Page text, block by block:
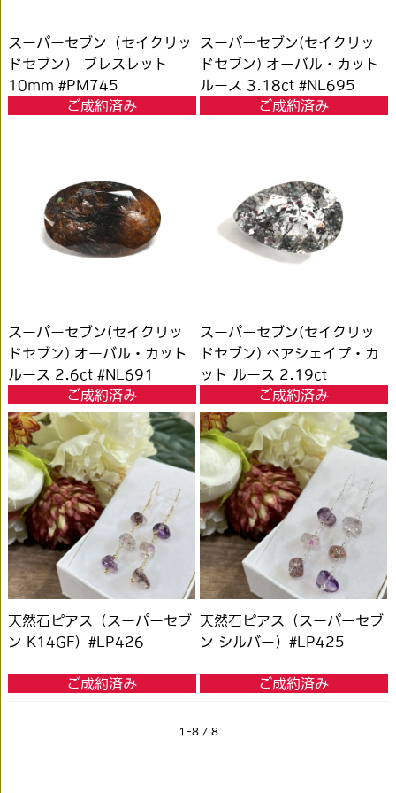
スーパーセブン（セイクリッ
ドセブン） ブレスレット
10mm #PM745
ご成約済み
スーパーセブン(セイクリッ
ドセブン) オーバル・カット
ルース 3.18ct #NL695
ご成約済み
スーパーセブン(セイクリッ
ドセブン) オーバル・カット
ルース 2.6ct #NL691
ご成約済み
スーパーセブン(セイクリッ
ドセブン) ペアシェイプ・カ
ット ルース 2.19ct
ご成約済み
天然石ピアス（スーパーセブ
ン K14GF）#LP426
ご成約済み
天然石ピアス（スーパーセブ
ン シルバー）#LP425
ご成約済み
1-8 / 8